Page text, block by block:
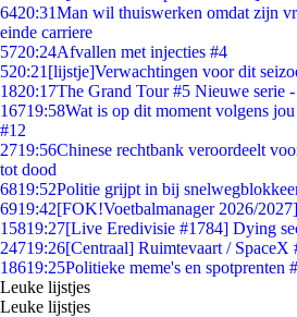
6420:31Man wil thuiswerken omdat zijn
einde carriere
5720:24Afvallen met injecties #4
520:21 [lijstje]Verwachtingen voor dit
1820:17The Grand Tour #5 Nieuwe serie
16719:58Wat is op dit moment volgens
#12
2719:56Chinese rechtbank veroordeelt
tot dood
6819:52Politie grijpt in bij
6919:42[FOK!Voetbalmanager 2026/
15819:27[Live Eredivisie #1784] Dying
24719:26[Centraal] Ruimtevaart / SpaceX
18619:25Politieke meme's en spotprenten
Leuke lijstjes
Leuke lijstjes